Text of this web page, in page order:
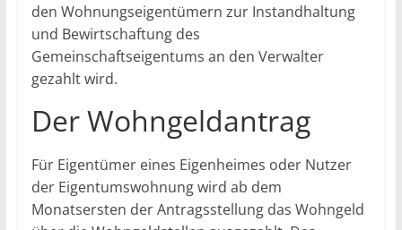
den Wohnungseigentümern zur Instandhaltung
und Bewirtschaftung des
Gemeinschaftseigentums an den Verwalter
gezahlt wird.
Der Wohngeldantrag
Für Eigentümer eines Eigenheimes oder Nutzer
der Eigentumswohnung wird ab dem
Monatsersten der Antragsstellung das Wohngeld